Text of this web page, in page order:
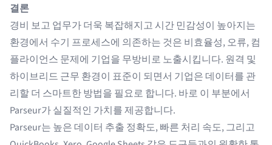
결론
경비 보고 업무가 더욱 복잡해지고 시간 민감성이 높아지는
환경에서 수기 프로세스에 의존하는 것은 비효율성, 오류, 컴
플라이언스 문제에 기업을 무방비로 노출시킵니다. 원격 및
하이브리드 근무 환경이 표준이 되면서 기업은 데이터를 관
리할 더 스마트한 방법을 필요로 합니다. 바로 이 부분에서
Parseur가 실질적인 가치를 제공합니다.
Parseur는 높은 데이터 추출 정확도, 빠른 처리 속도, 그리고